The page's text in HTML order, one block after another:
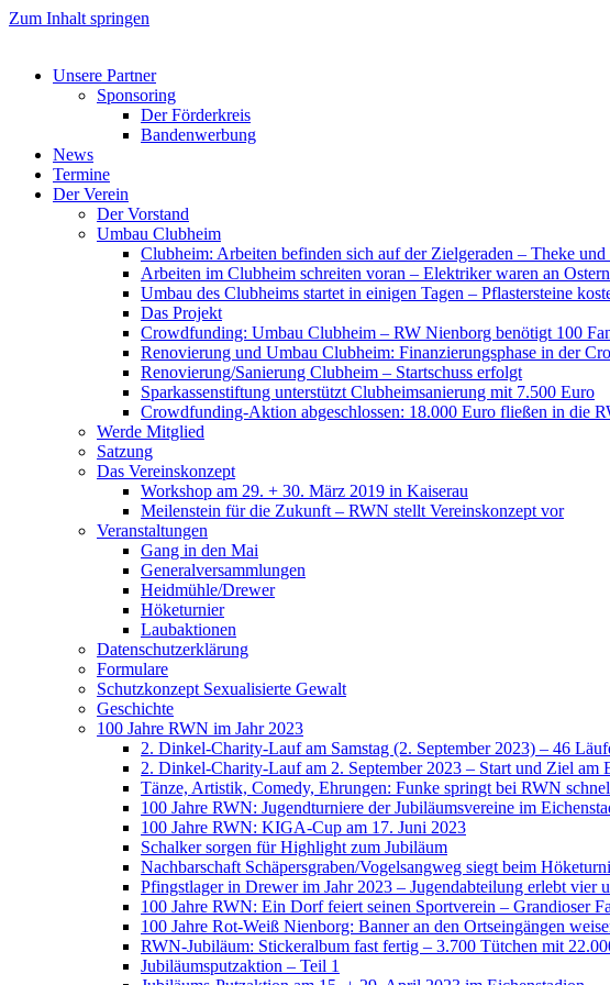
Zum Inhalt springen
Unsere Partner
Sponsoring
Der Förderkreis
Bandenwerbung
News
Termine
Der Verein
Der Vorstand
Umbau Clubheim
Clubheim: Arbeiten befinden sich auf der Zielgeraden – Theke
Arbeiten im Clubheim schreiten voran – Elektriker waren an
Umbau des Clubheims startet in einigen Tagen – Pflastersteine
Das Projekt
Crowdfunding: Umbau Clubheim – RW Nienborg benötigt 100
Renovierung und Umbau Clubheim: Finanzierungsphase in der
Renovierung/Sanierung Clubheim – Startschuss erfolgt
Sparkassenstiftung unterstützt Clubheimsanierung mit 7.500 Euro
Crowdfunding-Aktion abgeschlossen: 18.000 Euro fließen in die
Werde Mitglied
Satzung
Das Vereinskonzept
Workshop am 29. + 30. März 2019 in Kaiserau
Meilenstein für die Zukunft – RWN stellt Vereinskonzept vor
Veranstaltungen
Gang in den Mai
Generalversammlungen
Heidmühle/Drewer
Höketurnier
Laubaktionen
Datenschutzerklärung
Formulare
Schutzkonzept Sexualisierte Gewalt
Geschichte
100 Jahre RWN im Jahr 2023
2. Dinkel-Charity-Lauf am Samstag (2. September 2023) – 46
2. Dinkel-Charity-Lauf am 2. September 2023 – Start und Ziel am
Tänze, Artistik, Comedy, Ehrungen: Funke springt bei RWN
100 Jahre RWN: Jugendturniere der Jubiläumsvereine im
100 Jahre RWN: KIGA-Cup am 17. Juni 2023
Schalker sorgen für Highlight zum Jubiläum
Nachbarschaft Schäpersgraben/Vogelsangweg siegt beim
Pfingstlager in Drewer im Jahr 2023 – Jugendabteilung erlebt vier
100 Jahre RWN: Ein Dorf feiert seinen Sportverein – Grandioser
100 Jahre Rot-Weiß Nienborg: Banner an den Ortseingängen
RWN-Jubiläum: Stickeralbum fast fertig – 3.700 Tütchen mit
Jubiläumsputzaktion – Teil 1